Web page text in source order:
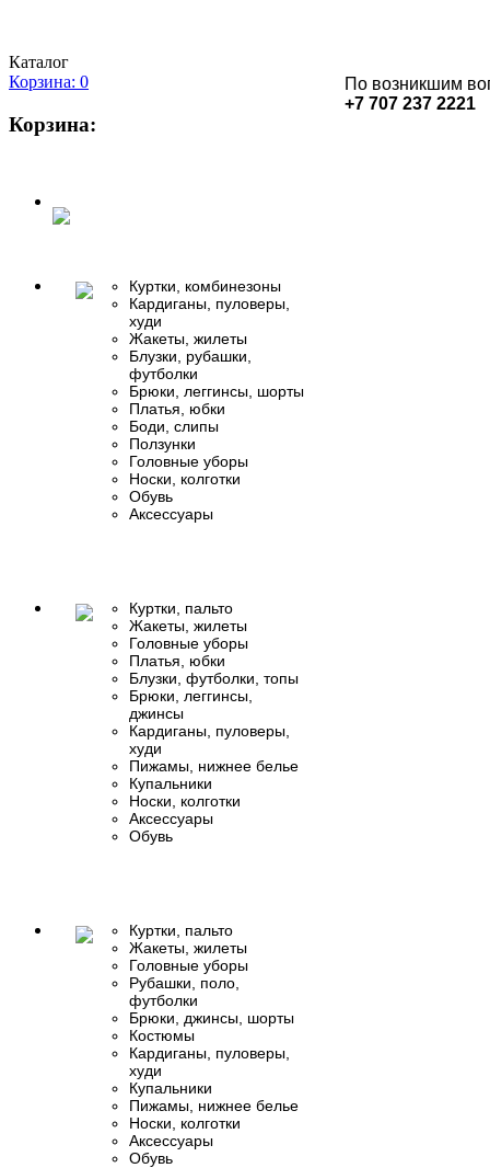
По возникшим
+7 707 237 2221
Каталог
Корзина: 0
Корзина:
Куртки, комбинезоны
Кардиганы, пуловеры,
худи
Жакеты, жилеты
Блузки, рубашки,
футболки
Брюки, леггинсы, шорты
Платья, юбки
Боди, слипы
Ползунки
Головные уборы
Носки, колготки
Обувь
Аксессуары
Куртки, пальто
Жакеты, жилеты
Головные уборы
Платья, юбки
Блузки, футболки, топы
Брюки, леггинсы,
джинсы
Кардиганы, пуловеры,
худи
Пижамы, нижнее белье
Купальники
Носки, колготки
Аксессуары
Обувь
Куртки, пальто
Жакеты, жилеты
Головные уборы
Рубашки, поло,
футболки
Брюки, джинсы, шорты
Костюмы
Кардиганы, пуловеры,
худи
Купальники
Пижамы, нижнее белье
Носки, колготки
Аксессуары
Обувь